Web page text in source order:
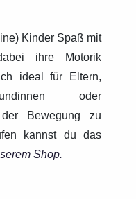
Kinder Spaß mit
ihre Motorik
ideal für Eltern,
oder
Bewegung zu
kannst du das
Shop.